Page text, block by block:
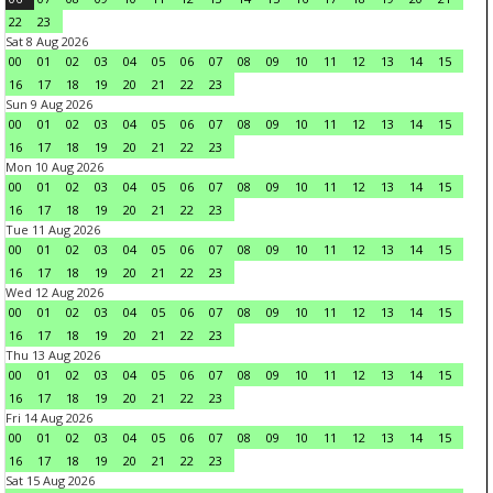
22
23
Sat 8 Aug 2026
00
01 02 03 04 05 06 07 08 09 10 11 12 13 14
15
16
17 18 19 20 21 22
23
Sun 9 Aug 2026
00
01 02 03 04 05 06 07 08 09 10 11 12 13 14
15
16
17 18 19 20 21 22
23
Mon 10 Aug 2026
00
01 02 03 04 05 06 07 08 09 10 11 12 13 14
15
16
17 18 19 20 21 22
23
Tue 11 Aug 2026
00
01 02 03 04 05 06 07 08 09 10 11 12 13 14
15
16
17 18 19 20 21 22
23
Wed 12 Aug 2026
00
01 02 03 04 05 06 07 08 09 10 11 12 13 14
15
16
17 18 19 20 21 22
23
Thu 13 Aug 2026
00
01 02 03 04 05 06 07 08 09 10 11 12 13 14
15
16
17 18 19 20 21 22
23
Fri 14 Aug 2026
00
01 02 03 04 05 06 07 08 09 10 11 12 13 14
15
16
17 18 19 20 21 22
23
Sat 15 Aug 2026